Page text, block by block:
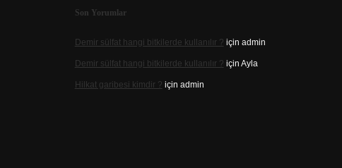
Son Yorumlar
Demir sülfat hangi bitkilerde kullanılır ? için admin
Demir sülfat hangi bitkilerde kullanılır ? için Ayla
Hilkat garibesi kimdir ? için admin